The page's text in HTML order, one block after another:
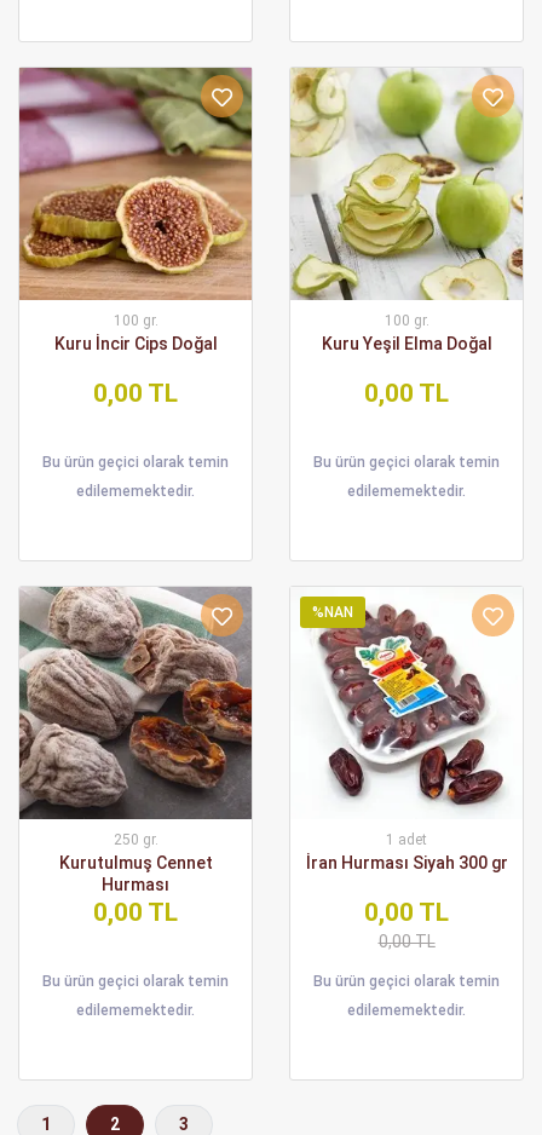
100 gr.
Kuru İncir Cips Doğal
0,00 TL
Bu ürün geçici olarak temin
edilememektedir.
100 gr.
Kuru Yeşil Elma Doğal
0,00 TL
Bu ürün geçici olarak temin
edilememektedir.
250 gr.
Kurutulmuş Cennet
Hurması
0,00 TL
Bu ürün geçici olarak temin
edilememektedir.
%NAN
1 adet
İran Hurması Siyah 300 gr
0,00 TL
0,00 TL
Bu ürün geçici olarak temin
edilememektedir.
1 2 (current)
3